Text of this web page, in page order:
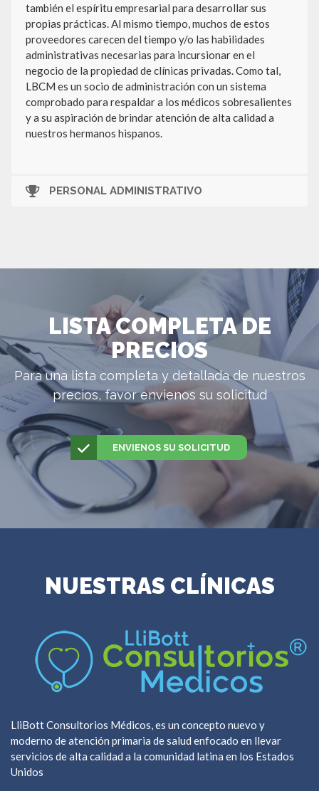
también el espíritu empresarial para desarrollar sus
propias prácticas. Al mismo tiempo, muchos de estos
proveedores carecen del tiempo y/o las habilidades
administrativas necesarias para incursionar en el
negocio de la propiedad de clínicas privadas. Como tal,
LBCM es un socio de administración con un sistema
comprobado para respaldar a los médicos sobresalientes
y a su aspiración de brindar atención de alta calidad a
nuestros hermanos hispanos.
PERSONAL ADMINISTRATIVO
LISTA COMPLETA DE
PRECIOS
Para una lista completa y detallada de nuestros
precios, favor envienos su solicitud
ENVIENOS SU SOLICITUD
NUESTRAS CLÍNICAS
LliBott Consultorios Médicos, es un concepto nuevo y
moderno de atención primaria de salud enfocado en llevar
servicios de alta calidad a la comunidad latina en los Estados
Unidos